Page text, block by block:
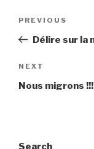
Previous
Post
PREVIOUS
Délire sur la
Next
Post
NEXT
Nous migrons !!!
Search